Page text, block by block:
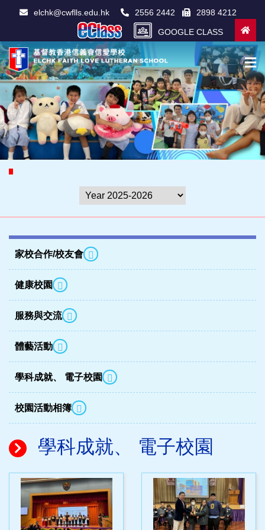
elchk@cwflls.edu.hk 2556 2442 2898 4212
GOOGLE CLASS
家校合作/校友會
健康校園
服務與交流
體藝活動
學科成就、 電子校園
校園活動相簿
學科成就、 電子校園